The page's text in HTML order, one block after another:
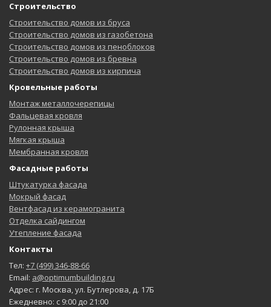
Строительство
Строительство домов из бруса
Строительство домов из газобетона
Строительство домов из пеноблоков
Строительство домов из бревна
Строительство домов из кирпича
Кровельные работы
Монтаж металлочерепицы
Фальцевая кровля
Рулонная крыша
Мягкая крыша
Мембранная кровля
Фасадные работы
Штукатурка фасада
Мокрый фасад
Вентфасад из керамогранита
Отделка сайдингом
Утепление фасада
Контакты
Тел: +7 (499) 346-88-66
Email: a@optimumbuilding.ru
Адрес: г. Москва, ул. Бутлерова, д. 17Б
Ежедневно: с 9:00 до 21:00